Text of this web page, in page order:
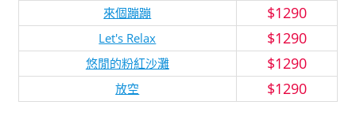
來個蹦蹦 $1290
Let's Relax $1290
悠閒的粉紅沙灘 $1290
放空 $1290